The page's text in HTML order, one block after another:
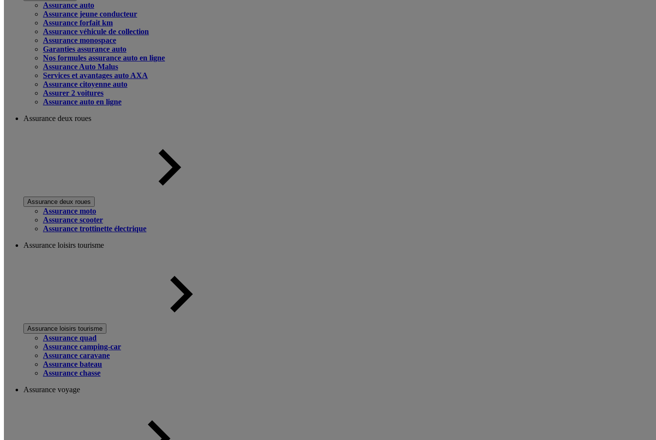
Assurance auto
Assurance jeune conducteur
Assurance forfait km
Assurance véhicule de collection
Assurance monospace
Garanties assurance auto
Nos formules assurance auto en ligne
Assurance Auto Malus
Services et avantages auto AXA
Assurance citoyenne auto
Assurer 2 voitures
Assurance auto en ligne
Assurance deux roues
Assurance deux roues
Assurance moto
Assurance scooter
Assurance trottinette électrique
Assurance loisirs tourisme
Assurance loisirs tourisme
Assurance quad
Assurance camping-car
Assurance caravane
Assurance bateau
Assurance chasse
Assurance voyage